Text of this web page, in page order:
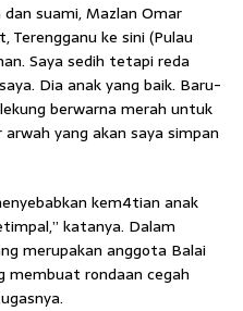
suami, Mazlan Omar
Terengganu ke sini (Pulau
Saya sedih tetapi reda
Dia anak yang baik. Baru-
berwarna merah untuk
yang akan saya simpan
kem4tian anak
katanya. Dalam
merupakan anggota Balai
membuat rondaan cegah